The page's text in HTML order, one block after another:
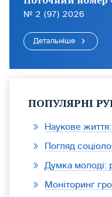
№ 2 (97) 2026
Детальніше
ПОПУЛЯРНІ
Наукове життя:
Погляд
Думка молоді:
Моніторинг